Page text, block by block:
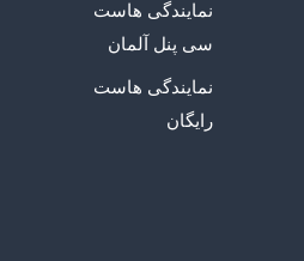
نمایندگی هاست
سی پنل آلمان
نمایندگی هاست
رایگان